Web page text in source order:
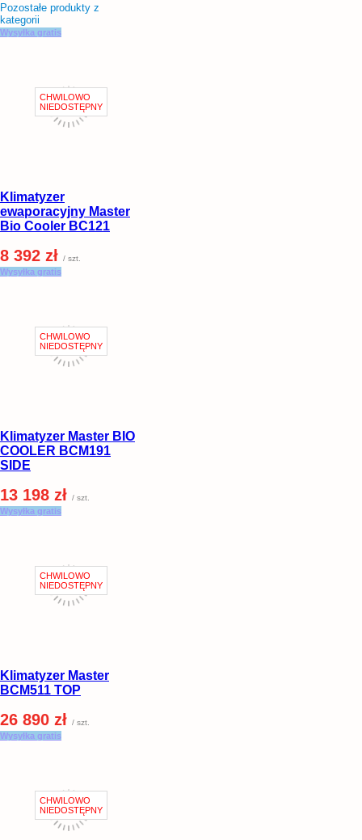
Pozostałe produkty z
kategorii
Wysyłka gratis
Klimatyzer
ewaporacyjny Master
Bio Cooler BC121
8 392 zł / szt.
Wysyłka gratis
Klimatyzer Master BIO
COOLER BCM191
SIDE
13 198 zł / szt.
Wysyłka gratis
Klimatyzer Master
BCM511 TOP
26 890 zł / szt.
Wysyłka gratis